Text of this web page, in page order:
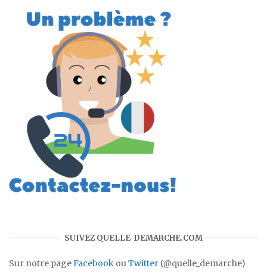
SUIVEZ QUELLE-DEMARCHE.COM
Sur notre pageFacebook ouTwitter (@quelle_demarche)